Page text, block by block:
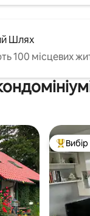
Шлях
100 місцевих
Топ